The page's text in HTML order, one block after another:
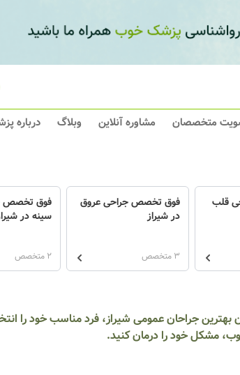
متخصصان مشاوره آنلاین وبلاگ درباره
قلب
فوق تخصص جراحی عروق
در شیراز
3 متخصص
فوق تخصص
سینه در
2 متخصص
بهترین جراحان عمومی شیراز، فرد مناسب خود را
مشکل خود را درمان کنید.